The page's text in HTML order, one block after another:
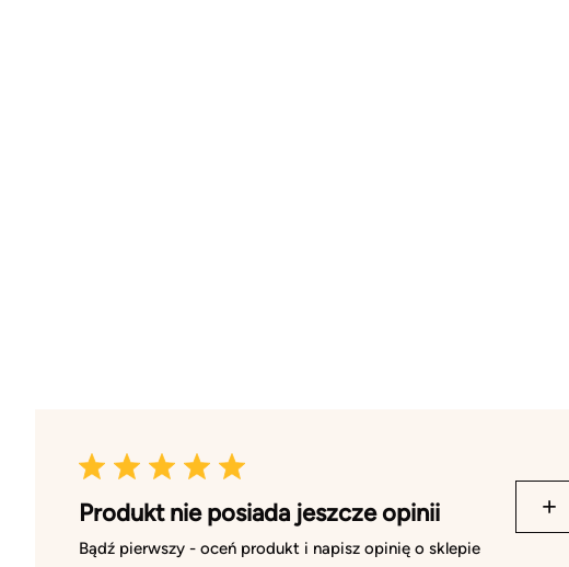
Produkt nie posiada jeszcze opinii
Bądź pierwszy - oceń produkt i napisz opinię o sklepie